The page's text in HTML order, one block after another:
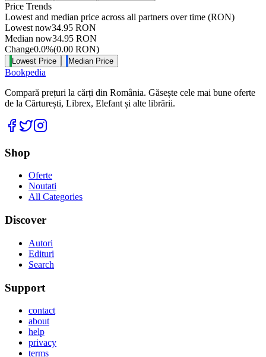
Price Trends
Lowest and median price across all partners over time (RON)
Lowest now34.95 RON
Median now34.95 RON
Change0.0%(0.00 RON)
Lowest Price Median Price
Bookpedia
Compară prețuri la cărți din România. Găsește cele mai bune oferte
de la Cărturești, Librex, Elefant și alte librării.
Facebook
Twitter
Shop
Oferte
Noutati
All Categories
Discover
Autori
Edituri
Search
Support
contact
about
help
privacy
terms